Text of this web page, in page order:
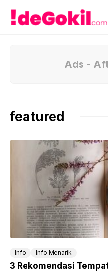
Ads -
featured
Info Info Menarik
3 Rekomendasi